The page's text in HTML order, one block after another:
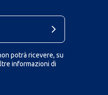
potrà ricevere, su
informazioni di